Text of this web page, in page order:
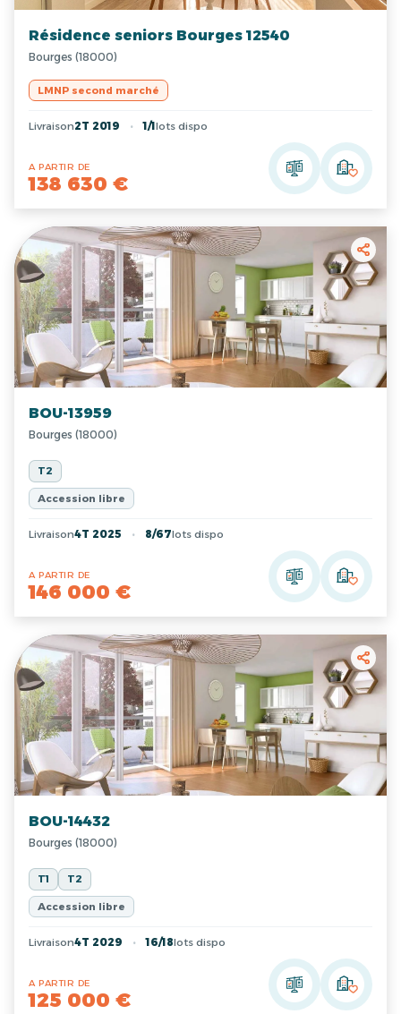
Résidence seniors Bourges 12540
Bourges (18000)
LMNP second marché
Livraison2T 2019 1/1 lots dispo
A PARTIR DE
138 630 €
BOU-13959
Bourges (18000)
T2
Accession libre
Livraison4T 2025 8/67lots dispo
A PARTIR DE
146 000 €
BOU-14432
Bourges (18000)
T1 T2
Accession libre
Livraison4T 2029 16/18lots dispo
A PARTIR DE
125 000 €